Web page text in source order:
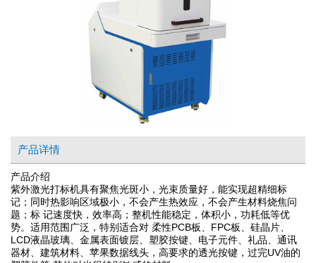
产品详情
产品介绍
紫外激光打标机具有聚焦光斑小，光束质量好，能实现超精细标
记；同时热影响区域极小，不会产生热效应，不会产生材料烧焦问
题；标 记速度快，效率高；整机性能稳定，体积小，功耗低等优
势。适用范围广泛，特别适合对 柔性PCB板、FPC板、硅晶片、
LCD液晶玻璃、金属表面镀层、塑胶按键、电子元件、礼品、通讯
器材、建筑材料、苹果数据线头，高要求的透光按键，过完UV油的